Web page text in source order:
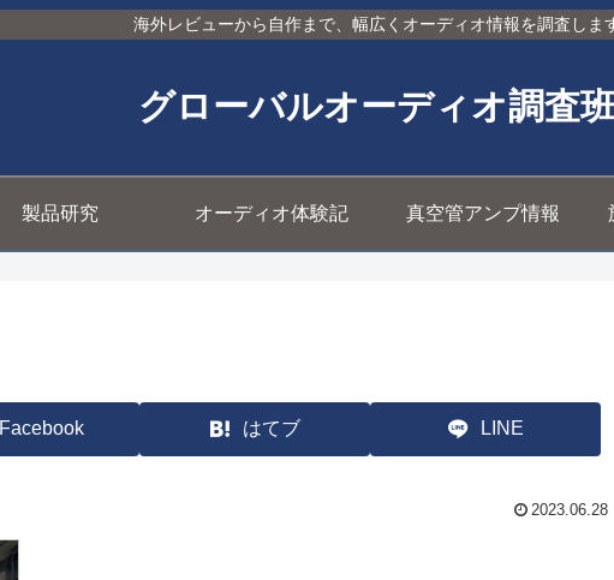
海外レビューから自作まで、幅広くオーディオ情報を調査しま
グローバルオーディオ調査
製品研究 オーディオ体験記 真空管アンプ情報
Facebook はてブ LINE
2023.06.28